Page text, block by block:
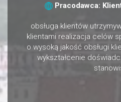
Pracodawca:
obsługa klientów
klientami realizacja celów
o wysoką jakość obsługi
wykształcenie